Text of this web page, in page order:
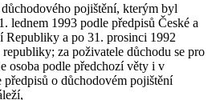
pojištění, kterým byl
lednem 1993 podle předpisů České a
Republiky a po 31. prosinci 1992
za poživatele důchodu se pro
osoba podle předchozí věty i v
o důchodovém pojištění